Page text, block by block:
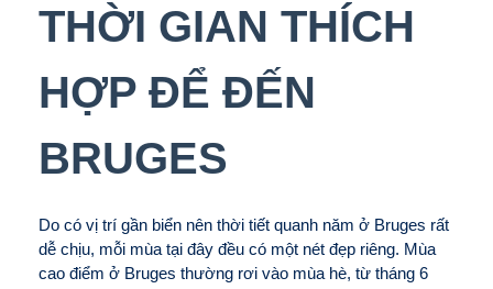
THỜI GIAN THÍCH
HỢP ĐỂ ĐẾN
BRUGES
Do có vị trí gần biển nên thời tiết quanh năm ở Bruges rất
dễ chịu, mỗi mùa tại đây đều có một nét đẹp riêng. Mùa
cao điểm ở Bruges thường rơi vào mùa hè, từ tháng 6